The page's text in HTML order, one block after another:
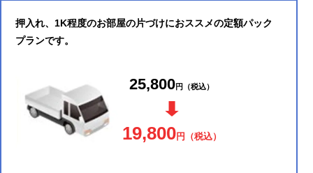
押入れ、1K程度のお部屋の片づけにおススメの定額パック
プランです。
25,800円 （税込）
19,800円 （税込）